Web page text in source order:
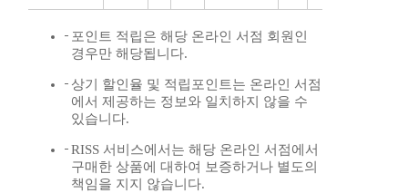
포인트 적립은 해당 온라인 서점 회원인
경우만 해당됩니다.
상기 할인율 및 적립포인트는 온라인 서점
에서 제공하는 정보와 일치하지 않을 수
있습니다.
RISS 서비스에서는 해당 온라인 서점에서
구매한 상품에 대하여 보증하거나 별도의
책임을 지지 않습니다.